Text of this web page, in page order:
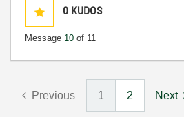
0 KUDOS
Message 10 of 11
Previous 1 2 Next